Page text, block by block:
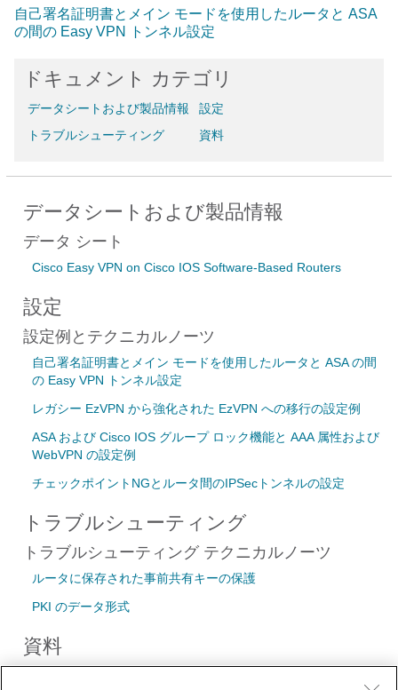
自己署名証明書とメイン モードを使用したルータと ASA
の間の Easy VPN トンネル設定
ドキュメント カテゴリ
データシートおよび製品情報
トラブルシューティング
設定
資料
データシートおよび製品情報
データ シート
Cisco Easy VPN on Cisco IOS Software-Based Routers
設定
設定例とテクニカルノーツ
自己署名証明書とメイン モードを使用したルータと ASA の間
の Easy VPN トンネル設定
レガシー EzVPN から強化された EzVPN への移行の設定例
ASA および Cisco IOS グループ ロック機能と AAA 属性および
WebVPN の設定例
チェックポイントNGとルータ間のIPSecトンネルの設定
トラブルシューティング
トラブルシューティング テクニカルノーツ
ルータに保存された事前共有キーの保護
PKI のデータ形式
資料